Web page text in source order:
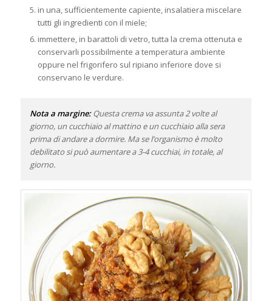
in una, sufficientemente capiente, insalatiera miscelare
tutti gli ingredienti con il miele;
immettere, in barattoli di vetro, tutta la crema ottenuta e
conservarli possibilmente a temperatura ambiente
oppure nel frigorifero sul ripiano inferiore dove si
conservano le verdure.
Nota a margine:Questa crema va assunta 2 volte al
giorno, un cucchiaio al mattino e un cucchiaio alla sera
prima di andare a dormire. Ma se l’organismo è molto
debilitato si può aumentare a 3-4 cucchiai, in totale, al
giorno.